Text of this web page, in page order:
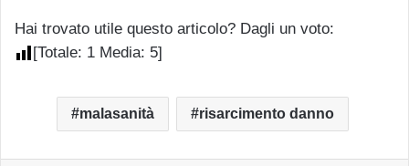
Hai trovato utile questo articolo? Dagli un voto:
[Totale: 1 Media: 5]
malasanità risarcimento danno